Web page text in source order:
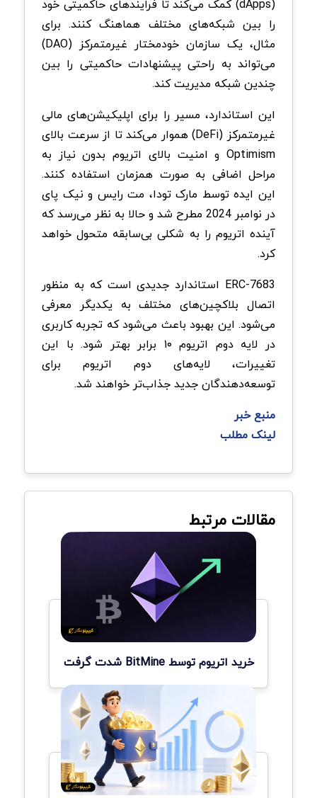
را بین شبکه‌های مختلف هماهنگ کنند. برای
مثال، یک سازمان خودمختار غیرمتمرکز (DAO)
می‌تواند به راحتی پیشنهادات حاکمیتی را بین
چندین شبکه مدیریت کند.
این استاندارد، مسیر را برای اپلیکیشن‌های مالی
غیرمتمرکز (DeFi) هموار می‌کند تا از سرعت بالای
Optimism و امنیت بالای اتریوم بدون نیاز به
مراحل اضافی به صورت همزمان استفاده کنند.
این ایده توسط مارک تودا، مت رایس و نیک پای
در نوامبر 2024 مطرح شد و حالا به نظر می‌رسد که
آینده اتریوم را به شکلی بی‌سابقه متحول خواهد
کرد.
ERC-7683 استاندارد جدیدی است که به منظور
اتصال بلاکچین‌های مختلف به یکدیگر معرفی
می‌شود. این بهبود باعث می‌شود که تجربه کاربری
در لایه دوم اتریوم ۱۰ برابر بهتر شود. با این
تغییرات، لایه‌های دوم اتریوم برای
توسعه‌دهندگان جدید جذاب‌تر خواهند شد.
منبع خبر
لینک مطلب
مقالات مرتبط
خرید اتریوم توسط BitMine شدت گرفت